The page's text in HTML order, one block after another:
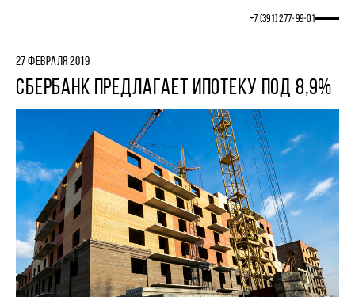
+7 (391) 277‒99‒01
27 ФЕВРАЛЯ 2019
СБЕРБАНК ПРЕДЛАГАЕТ ИПОТЕКУ ПОД 8,9%